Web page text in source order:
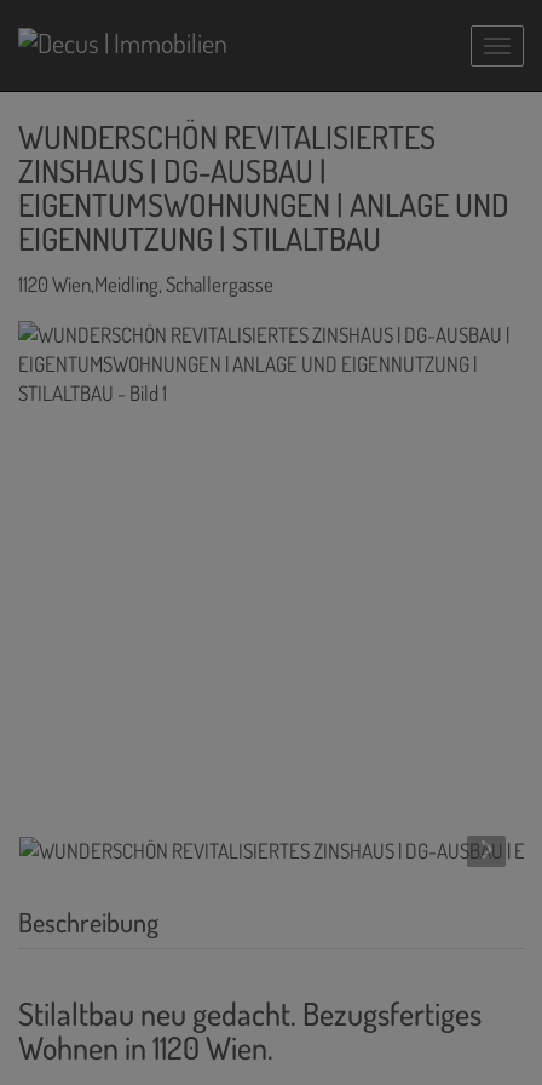
WUNDERSCHÖN REVITALISIERTES
ZINSHAUS | DG-AUSBAU |
EIGENTUMSWOHNUNGEN | ANLAGE UND
EIGENNUTZUNG | STILALTBAU
1120 Wien,Meidling, Schallergasse
Beschreibung
Stilaltbau neu gedacht. Bezugsfertiges
Wohnen in 1120 Wien.